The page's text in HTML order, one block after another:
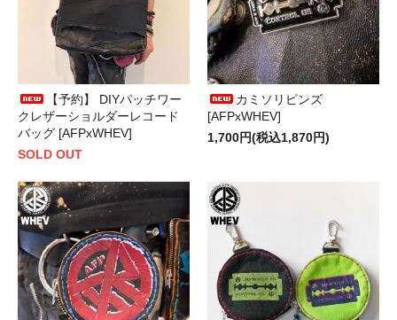
【予約】 DIYパッチワー
クレザーショルダーレコード
バッグ [AFPxWHEV]
SOLD OUT
カミソリピンズ
[AFPxWHEV]
1,700円(税込1,870円)